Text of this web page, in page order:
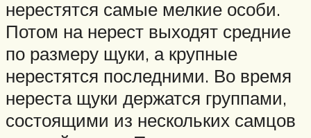
нерестятся самые мелкие особи.
Потом на нерест выходят средние
по размеру щуки, а крупные
нерестятся последними. Во время
нереста щуки держатся группами,
состоящими из нескольких самцов